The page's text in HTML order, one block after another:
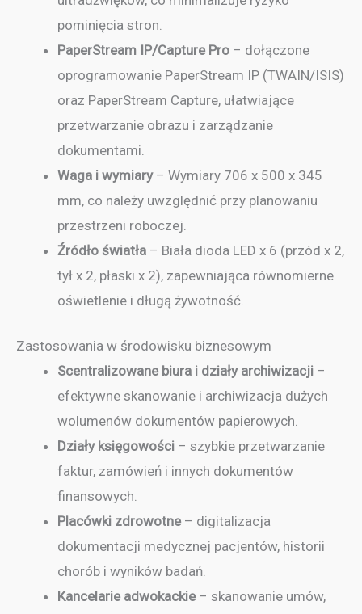
pominięcia stron.
PaperStream IP/Capture Pro – dołączone
oprogramowanie PaperStream IP (TWAIN/ISIS)
oraz PaperStream Capture, ułatwiające
przetwarzanie obrazu i zarządzanie
dokumentami.
Waga i wymiary– Wymiary 706 x 500 x 345
mm, co należy uwzględnić przy planowaniu
przestrzeni roboczej.
Źródło światła – Biała dioda LED x 6 (przód x 2,
tył x 2, płaski x 2), zapewniająca równomierne
oświetlenie i długą żywotność.
Zastosowania w środowisku biznesowym
Scentralizowane biura i działy archiwizacji –
efektywne skanowanie i archiwizacja dużych
wolumenów dokumentów papierowych.
Działy księgowości – szybkie przetwarzanie
faktur, zamówień i innych dokumentów
finansowych.
Placówki zdrowotne– digitalizacja
dokumentacji medycznej pacjentów, historii
chorób i wyników badań.
Kancelarie adwokackie– skanowanie umów,